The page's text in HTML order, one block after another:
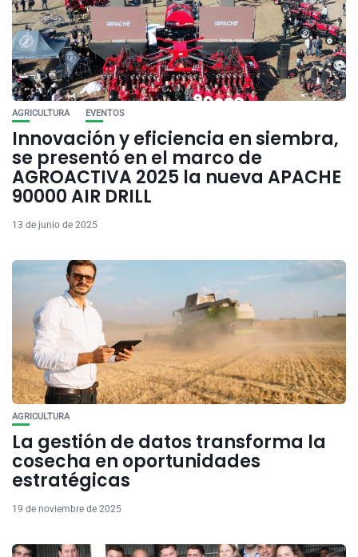
AGRICULTURA EVENTOS
Innovación y eficiencia en siembra,
se presentó en el marco de
AGROACTIVA 2025 la nueva APACHE
90000 AIR DRILL
13 de junio de 2025
AGRICULTURA
La gestión de datos transforma la
cosecha en oportunidades
estratégicas
19 de noviembre de 2025